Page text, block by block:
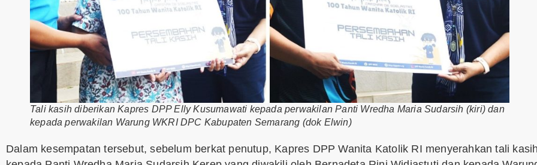
Tali kasih diberikan Kapres DPP Elly Kusumawati kepada perwakilan Panti Wredha Maria Sudarsih (kiri) dan
kepada perwakilan Warung WKRI DPC Kabupaten Semarang (dok Elwin)
Dalam kesempatan tersebut, sebelum berkat penutup, Kapres DPP Wanita Katolik RI menyerahkan tali